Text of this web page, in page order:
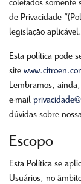
coletados somente
de Privacidade
legislação aplicável.
Esta política pode
site
Lembramos,
e-mail
dúvidas sobre
Escopo
Esta Política se
Usuários, no